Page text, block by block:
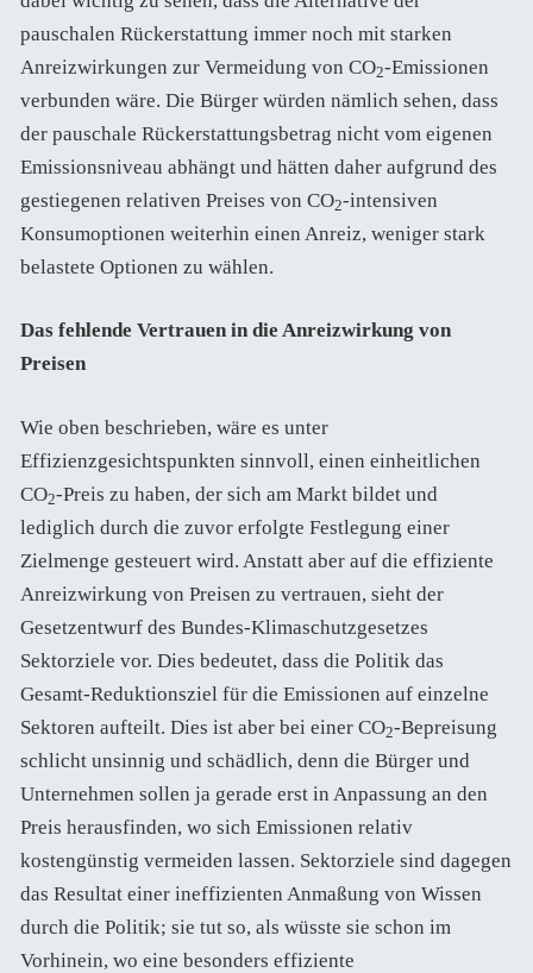
pauschalen Rückerstattung immer noch mit starken
Anreizwirkungen zur Vermeidung von CO2-Emissionen
verbunden wäre. Die Bürger würden nämlich sehen, dass
der pauschale Rückerstattungsbetrag nicht vom eigenen
Emissionsniveau abhängt und hätten daher aufgrund des
gestiegenen relativen Preises von CO2-intensiven
Konsumoptionen weiterhin einen Anreiz, weniger stark
belastete Optionen zu wählen.
Das fehlende Vertrauen in die Anreizwirkung von
Preisen
Wie oben beschrieben, wäre es unter
Effizienzgesichtspunkten sinnvoll, einen einheitlichen
CO2-Preis zu haben, der sich am Markt bildet und
lediglich durch die zuvor erfolgte Festlegung einer
Zielmenge gesteuert wird. Anstatt aber auf die effiziente
Anreizwirkung von Preisen zu vertrauen, sieht der
Gesetzentwurf des Bundes-Klimaschutzgesetzes
Sektorziele vor. Dies bedeutet, dass die Politik das
Gesamt-Reduktionsziel für die Emissionen auf einzelne
Sektoren aufteilt. Dies ist aber bei einer CO2-Bepreisung
schlicht unsinnig und schädlich, denn die Bürger und
Unternehmen sollen ja gerade erst in Anpassung an den
Preis herausfinden, wo sich Emissionen relativ
kostengünstig vermeiden lassen. Sektorziele sind dagegen
das Resultat einer ineffizienten Anmaßung von Wissen
durch die Politik; sie tut so, als wüsste sie schon im
Vorhinein, wo eine besonders effiziente